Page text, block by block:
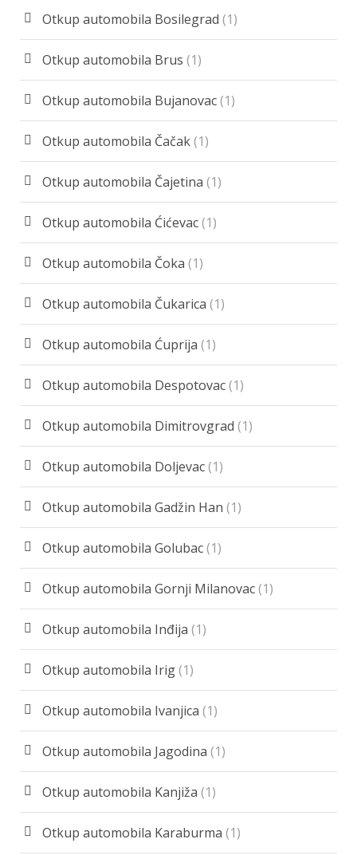
Otkup automobila Bosilegrad (1)
Otkup automobila Brus (1)
Otkup automobila Bujanovac(1)
Otkup automobila Čačak(1)
Otkup automobila Čajetina (1)
Otkup automobila Ćićevac(1)
Otkup automobila Čoka (1)
Otkup automobila Čukarica (1)
Otkup automobila Ćuprija (1)
Otkup automobila Despotovac(1)
Otkup automobila Dimitrovgrad (1)
Otkup automobila Doljevac(1)
Otkup automobila Gadžin Han (1)
Otkup automobila Golubac(1)
Otkup automobila Gornji Milanovac(1)
Otkup automobila Inđija (1)
Otkup automobila Irig(1)
Otkup automobila Ivanjica (1)
Otkup automobila Jagodina (1)
Otkup automobila Kanjiža (1)
Otkup automobila Karaburma (1)